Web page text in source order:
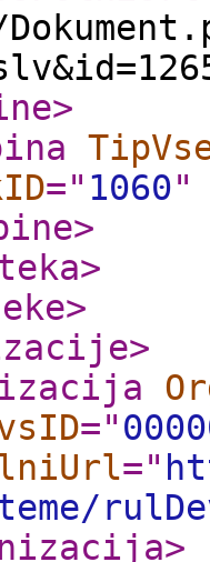
>
=" 1060"
>
>
>
>
="
="
>